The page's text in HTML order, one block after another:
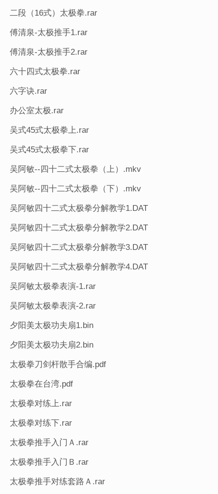
二段（16式）太极拳.rar
傅清泉-太极推手1.rar
傅清泉-太极推手2.rar
六十四式太极拳.rar
六字诀.rar
办公室太极.rar
吴式45式太极拳上.rar
吴式45式太极拳下.rar
吴阿敏--四十二式太极拳（上）.mkv
吴阿敏--四十二式太极拳（下）.mkv
吴阿敏四十二式太极拳分解教学1.DAT
吴阿敏四十二式太极拳分解教学2.DAT
吴阿敏四十二式太极拳分解教学3.DAT
吴阿敏四十二式太极拳分解教学4.DAT
吴阿敏太极拳表演-1.rar
吴阿敏太极拳表演-2.rar
夕阳美太极功夫扇1.bin
夕阳美太极功夫扇2.bin
太极拳刀剑杆散手合编.pdf
太极拳在台湾.pdf
太极拳对练上.rar
太极拳对练下.rar
太极拳推手入门Ａ.rar
太极拳推手入门Ｂ.rar
太极拳推手对练套路Ａ.rar